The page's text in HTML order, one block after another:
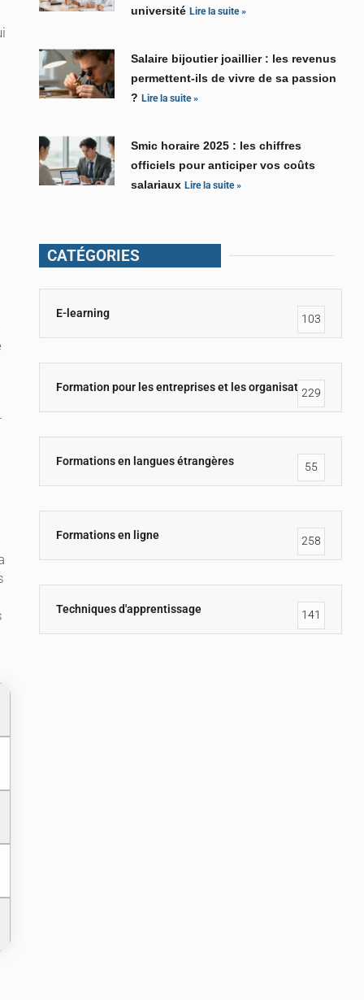
universitéLire la suite »
Salaire bijoutier joaillier : les revenus
permettent-ils de vivre de sa passion
?Lire la suite »
Smic horaire 2025 : les chiffres
officiels pour anticiper vos coûts
salariauxLire la suite »
CATÉGORIES
E-learning 103
Formation pour les entreprises et les organisations
229
Formations en langues étrangères 55
Formations en ligne 258
Techniques d'apprentissage 141